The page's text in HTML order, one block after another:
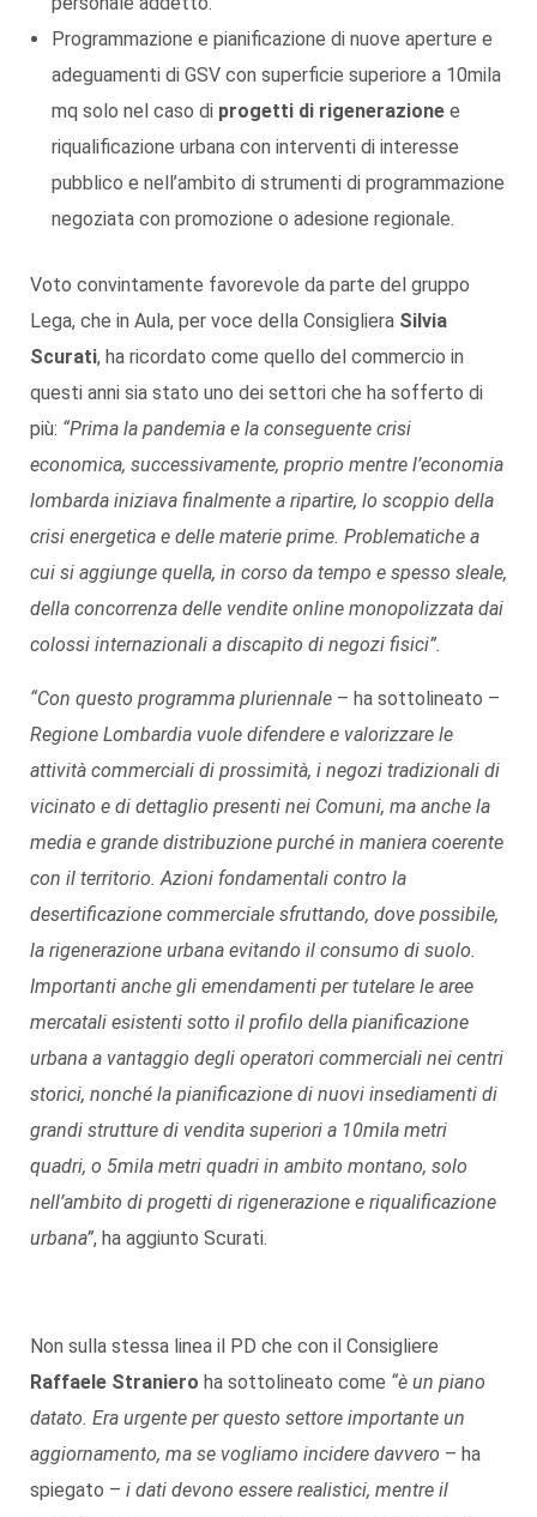
Programmazione e pianificazione di nuove aperture e
adeguamenti di GSV con superficie superiore a 10mila
mq solo nel caso di progetti di rigenerazione e
riqualificazione urbana con interventi di interesse
pubblico e nell’ambito di strumenti di programmazione
negoziata con promozione o adesione regionale.
Voto convintamente favorevole da parte del gruppo
Lega, che in Aula, per voce della Consigliera Silvia
Scurati, ha ricordato come quello del commercio in
questi anni sia stato uno dei settori che ha sofferto di
più: “Prima la pandemia e la conseguente crisi
economica, successivamente, proprio mentre l’economia
lombarda iniziava finalmente a ripartire, lo scoppio della
crisi energetica e delle materie prime. Problematiche a
cui si aggiunge quella, in corso da tempo e spesso sleale,
della concorrenza delle vendite online monopolizzata dai
colossi internazionali a discapito di negozi fisici”.
“Con questo programma pluriennale – ha sottolineato –
Regione Lombardia vuole difendere e valorizzare le
attività commerciali di prossimità, i negozi tradizionali di
vicinato e di dettaglio presenti nei Comuni, ma anche la
media e grande distribuzione purché in maniera coerente
con il territorio. Azioni fondamentali contro la
desertificazione commerciale sfruttando, dove possibile,
la rigenerazione urbana evitando il consumo di suolo.
Importanti anche gli emendamenti per tutelare le aree
mercatali esistenti sotto il profilo della pianificazione
urbana a vantaggio degli operatori commerciali nei centri
storici, nonché la pianificazione di nuovi insediamenti di
grandi strutture di vendita superiori a 10mila metri
quadri, o 5mila metri quadri in ambito montano, solo
nell’ambito di progetti di rigenerazione e riqualificazione
urbana”, ha aggiunto Scurati.
Non sulla stessa linea il PD che con il Consigliere
Raffaele Straniero ha sottolineato come “è un piano
datato. Era urgente per questo settore importante un
aggiornamento, ma se vogliamo incidere davvero – ha
spiegato – i dati devono essere realistici, mentre il